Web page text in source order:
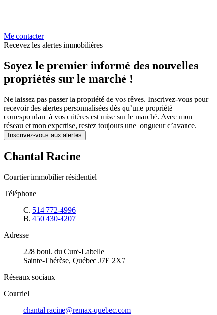
Me contacter
Recevez les alertes immobilières
Soyez le premier informé des nouvelles
propriétés sur le marché !
Ne laissez pas passer la propriété de vos rêves. Inscrivez-vous pour
recevoir des alertes personnalisées dès qu’une propriété
correspondant à vos critères est mise sur le marché. Avec mon
réseau et mon expertise, restez toujours une longueur d’avance.
Inscrivez-vous aux alertes
Chantal Racine
Courtier immobilier résidentiel
Téléphone
C. 514 772-4996
B. 450 430-4207
Adresse
228 boul. du Curé-Labelle
Sainte-Thérèse, Québec J7E 2X7
Réseaux sociaux
Courriel
chantal.racine@remax-quebec.com